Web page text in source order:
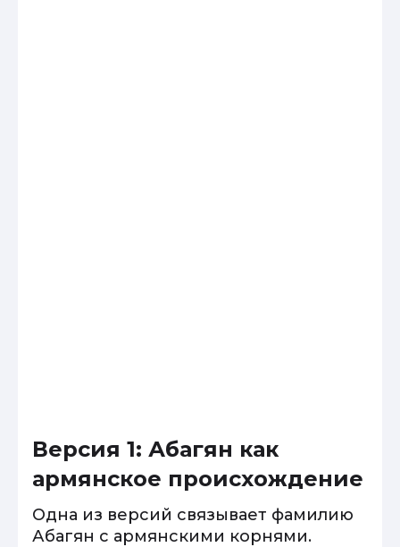
Версия 1: Абагян как
армянское происхождение
Одна из версий связывает фамилию
Абагян с армянскими корнями.